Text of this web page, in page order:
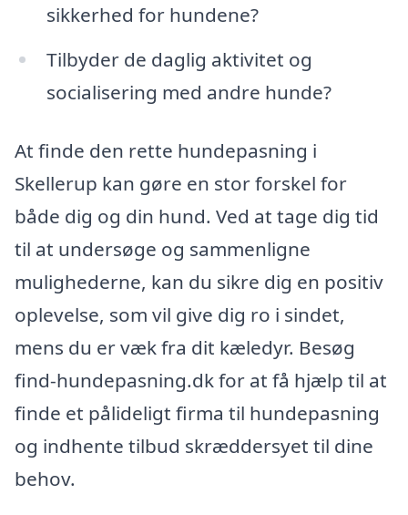
sikkerhed for hundene?
Tilbyder de daglig aktivitet og
socialisering med andre hunde?
At finde den rette hundepasning i
Skellerup kan gøre en stor forskel for
både dig og din hund. Ved at tage dig tid
til at undersøge og sammenligne
mulighederne, kan du sikre dig en positiv
oplevelse, som vil give dig ro i sindet,
mens du er væk fra dit kæledyr. Besøg
find-hundepasning.dk for at få hjælp til at
finde et pålideligt firma til hundepasning
og indhente tilbud skræddersyet til dine
behov.